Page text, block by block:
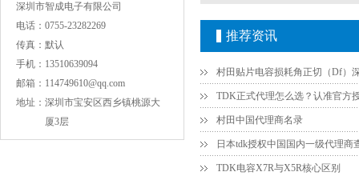
深圳市智成电子有限公司
电话： 0755-23282269
传真： 默认
手机： 13510639094
邮箱： 114749610@qq.com
地址： 深圳市宝安区西乡镇桃源大
厦3层
推荐资讯
村田中国代理商名录
日本tdk授权中国国内一级代理商
TDK电容X7R与X5R核心区别